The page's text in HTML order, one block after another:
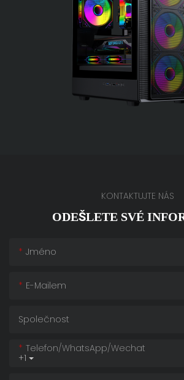
KONTAKTUJTE NÁS
ODEŠLETE SVÉ
Jméno
E-Mailem
Společnost
+1
Telefon/whatsApp/wechat